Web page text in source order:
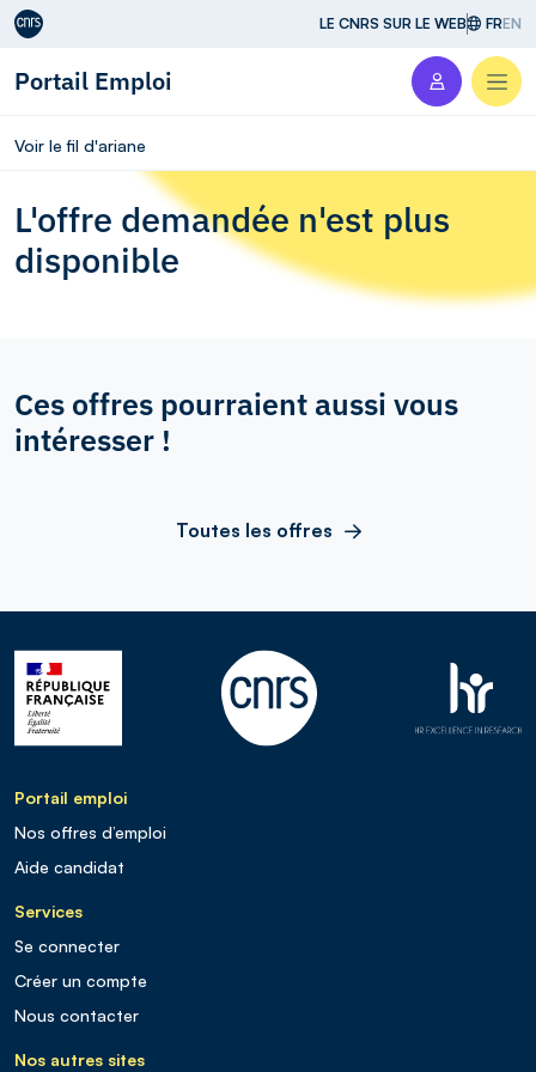
Aller au contenu LE CNRS SUR LE WEB FREN
Portail Emploi
Voir le fil d'ariane
L'offre demandée n'est plus
disponible
Ces offres pourraient aussi vous
intéresser !
Toutes les offres
Portail emploi
Nos offres d’emploi
Aide candidat
Services
Se connecter
Créer un compte
Nous contacter
Nos autres sites